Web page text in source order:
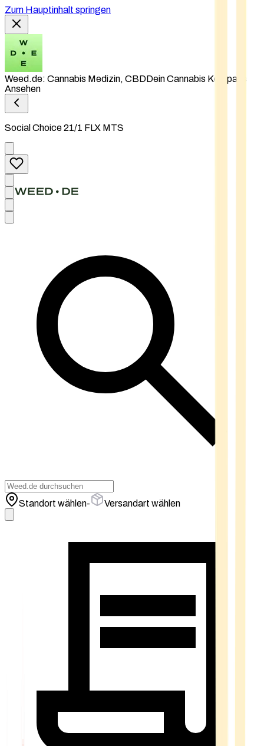
Zum Hauptinhalt springen
Weed.de: Cannabis Medizin, CBDDein Cannabis Kompass
Ansehen
Social Choice 21/1 FLX MTS
Standort wählen- Versandart wählen